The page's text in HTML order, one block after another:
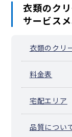
衣類のク
サービス
衣類のクリ
料金表
宅配エリア
品質につい